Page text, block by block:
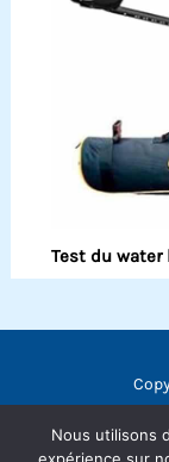
Test du water
Nous utilisons